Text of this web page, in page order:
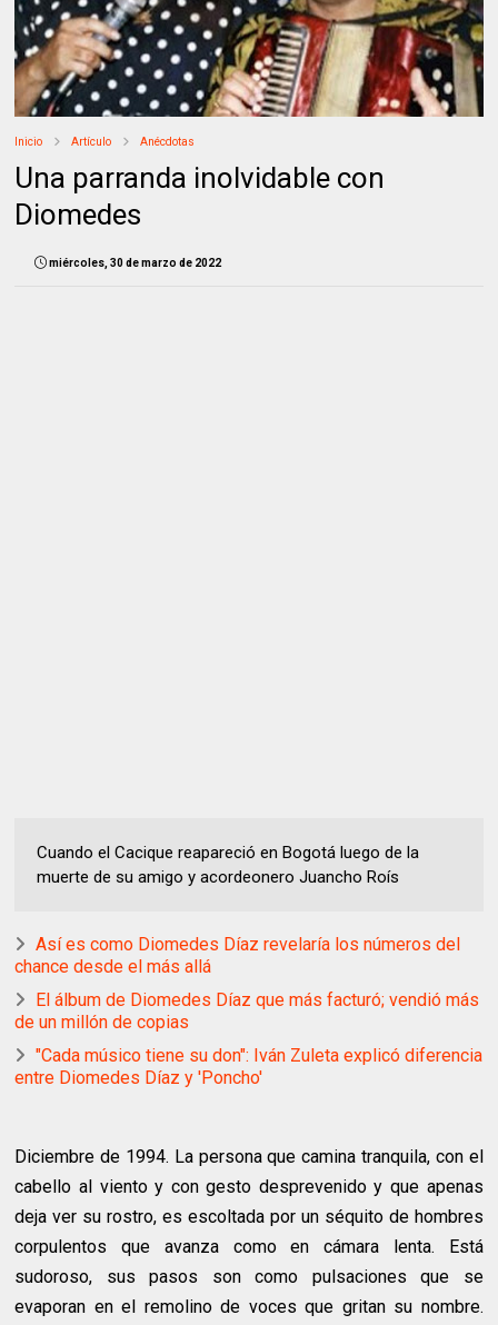
Inicio Artículo Anécdotas
Una parranda inolvidable con
Diomedes
miércoles, 30 de marzo de 2022
Cuando el Cacique reapareció en Bogotá luego de la
muerte de su amigo y acordeonero Juancho Roís
Así es como Diomedes Díaz revelaría los números del
chance desde el más allá
El álbum de Diomedes Díaz que más facturó; vendió más
de un millón de copias
"Cada músico tiene su don": Iván Zuleta explicó diferencia
entre Diomedes Díaz y 'Poncho'
Diciembre de 1994. La persona que camina tranquila, con el
cabello al viento y con gesto desprevenido y que apenas
deja ver su rostro, es escoltada por un séquito de hombres
corpulentos que avanza como en cámara lenta. Está
sudoroso, sus pasos son como pulsaciones que se
evaporan en el remolino de voces que gritan su nombre.